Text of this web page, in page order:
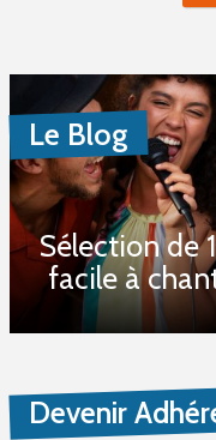
Le Blog
Sélection de
facile à
Devenir